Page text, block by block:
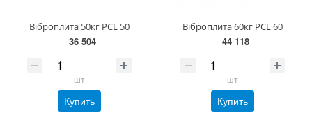
Віброплита 50кг PCL 50
36 504
шт
Купить
Віброплита 60кг PCL 60
44 118
шт
Купить